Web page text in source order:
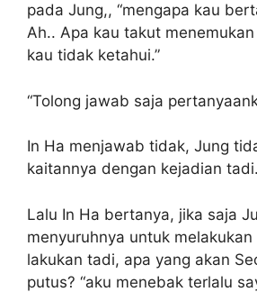
pada Jung,, “mengapa kau
Ah.. Apa kau takut
kau tidak ketahui.”
“Tolong jawab saja
In Ha menjawab tidak, Jung
kaitannya dengan kejadian
Lalu In Ha bertanya, jika saja
menyuruhnya untuk melakukan
lakukan tadi, apa yang akan
putus? “aku menebak terlalu